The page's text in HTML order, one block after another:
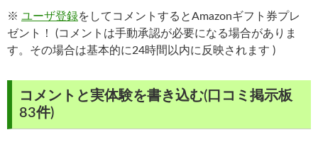
※ ユーザ登録をしてコメントするとAmazonギフト券プレ
ゼント！ (コメントは手動承認が必要になる場合がありま
す。その場合は基本的に24時間以内に反映されます )
コメントと実体験を書き込む(口コミ掲示板
83件)